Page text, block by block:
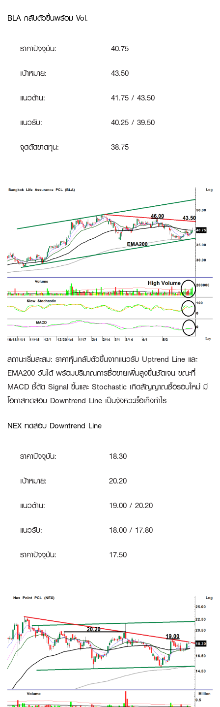
BLA กลับตัวขึ้นพร้อม Vol.
ราคาปัจจุบัน:
40.75
เป้าหมาย:
43.50
แนวต้าน:
41.75 / 43.50
แนวรับ:
40.25 / 39.50
จุดตัดขาดทุน:
38.75
สถานะเริ่มสะสม: ราคาหุ้นกลับตัวขึ้นจากแนวรับ Uptrend Line และ
EMA200 วันได้ พร้อมปริมาณการซื้อขายเพิ่มสูงขึ้นชัดเจน ขณะที่
MACD ชี้ตัด Signal ขึ้นและ Stochastic เกิดสัญญาณซื้อรอบใหม่ มี
โอกาสทดสอบ Downtrend Line เป็นจังหวะซื้อเก็งกำไร
NEX ทดสอบ Downtrend Line
ราคาปัจจุบัน:
18.30
เป้าหมาย:
20.20
แนวต้าน:
19.00 / 20.20
แนวรับ:
18.00 / 17.80
ราคาปัจจุบัน:
17.50